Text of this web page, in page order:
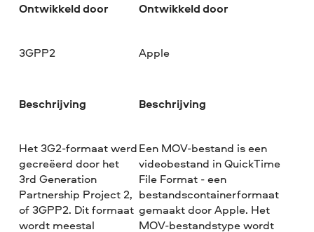
Ontwikkeld door
3GPP2
Beschrijving
Het 3G2-formaat werd
gecreëerd door het
3rd Generation
Partnership Project 2,
of 3GPP2. Dit formaat
wordt meestal
Ontwikkeld door
Apple
Beschrijving
Een MOV-bestand is een
videobestand in QuickTime
File Format - een
bestandscontainerformaat
gemaakt door Apple. Het
MOV-bestandstype wordt